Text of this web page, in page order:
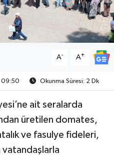
A- A+
09:50 Okunma Süresi: 2 Dk
ait seralarda
üretilen domates,
ve fasulye fideleri,
vatandaşlarla